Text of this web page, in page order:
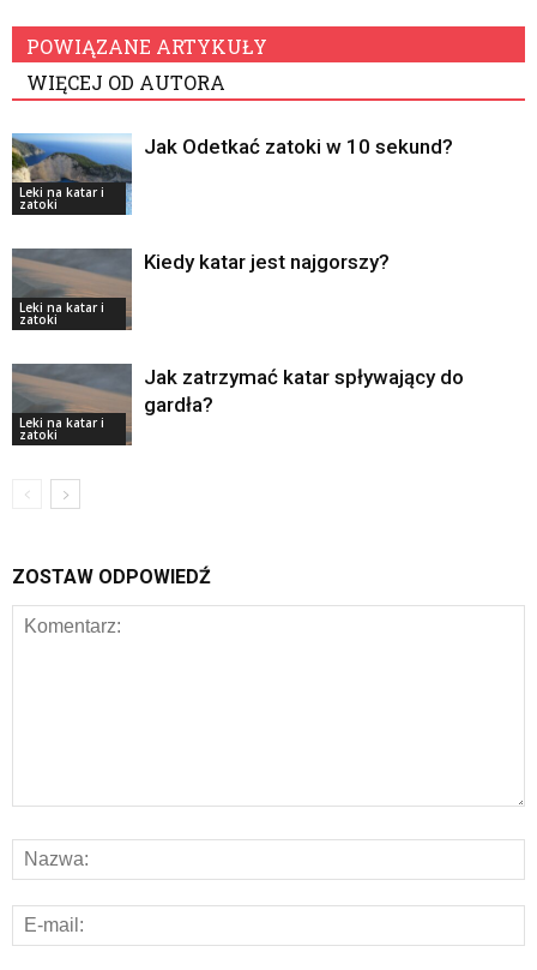
POWIĄZANE ARTYKUŁY
WIĘCEJ OD AUTORA
Leki na katar i
zatoki
Jak Odetkać zatoki w 10 sekund?
Leki na katar i
zatoki
Kiedy katar jest najgorszy?
Leki na katar i
zatoki
Jak zatrzymać katar spływający do
gardła?
ZOSTAW ODPOWIEDŹ